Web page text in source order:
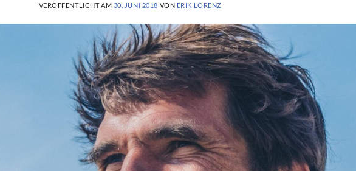
VERÖFFENTLICHT AM 30. JUNI 2018 VON ERIK LORENZ